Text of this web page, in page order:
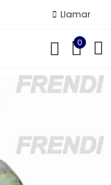
Llamar
0